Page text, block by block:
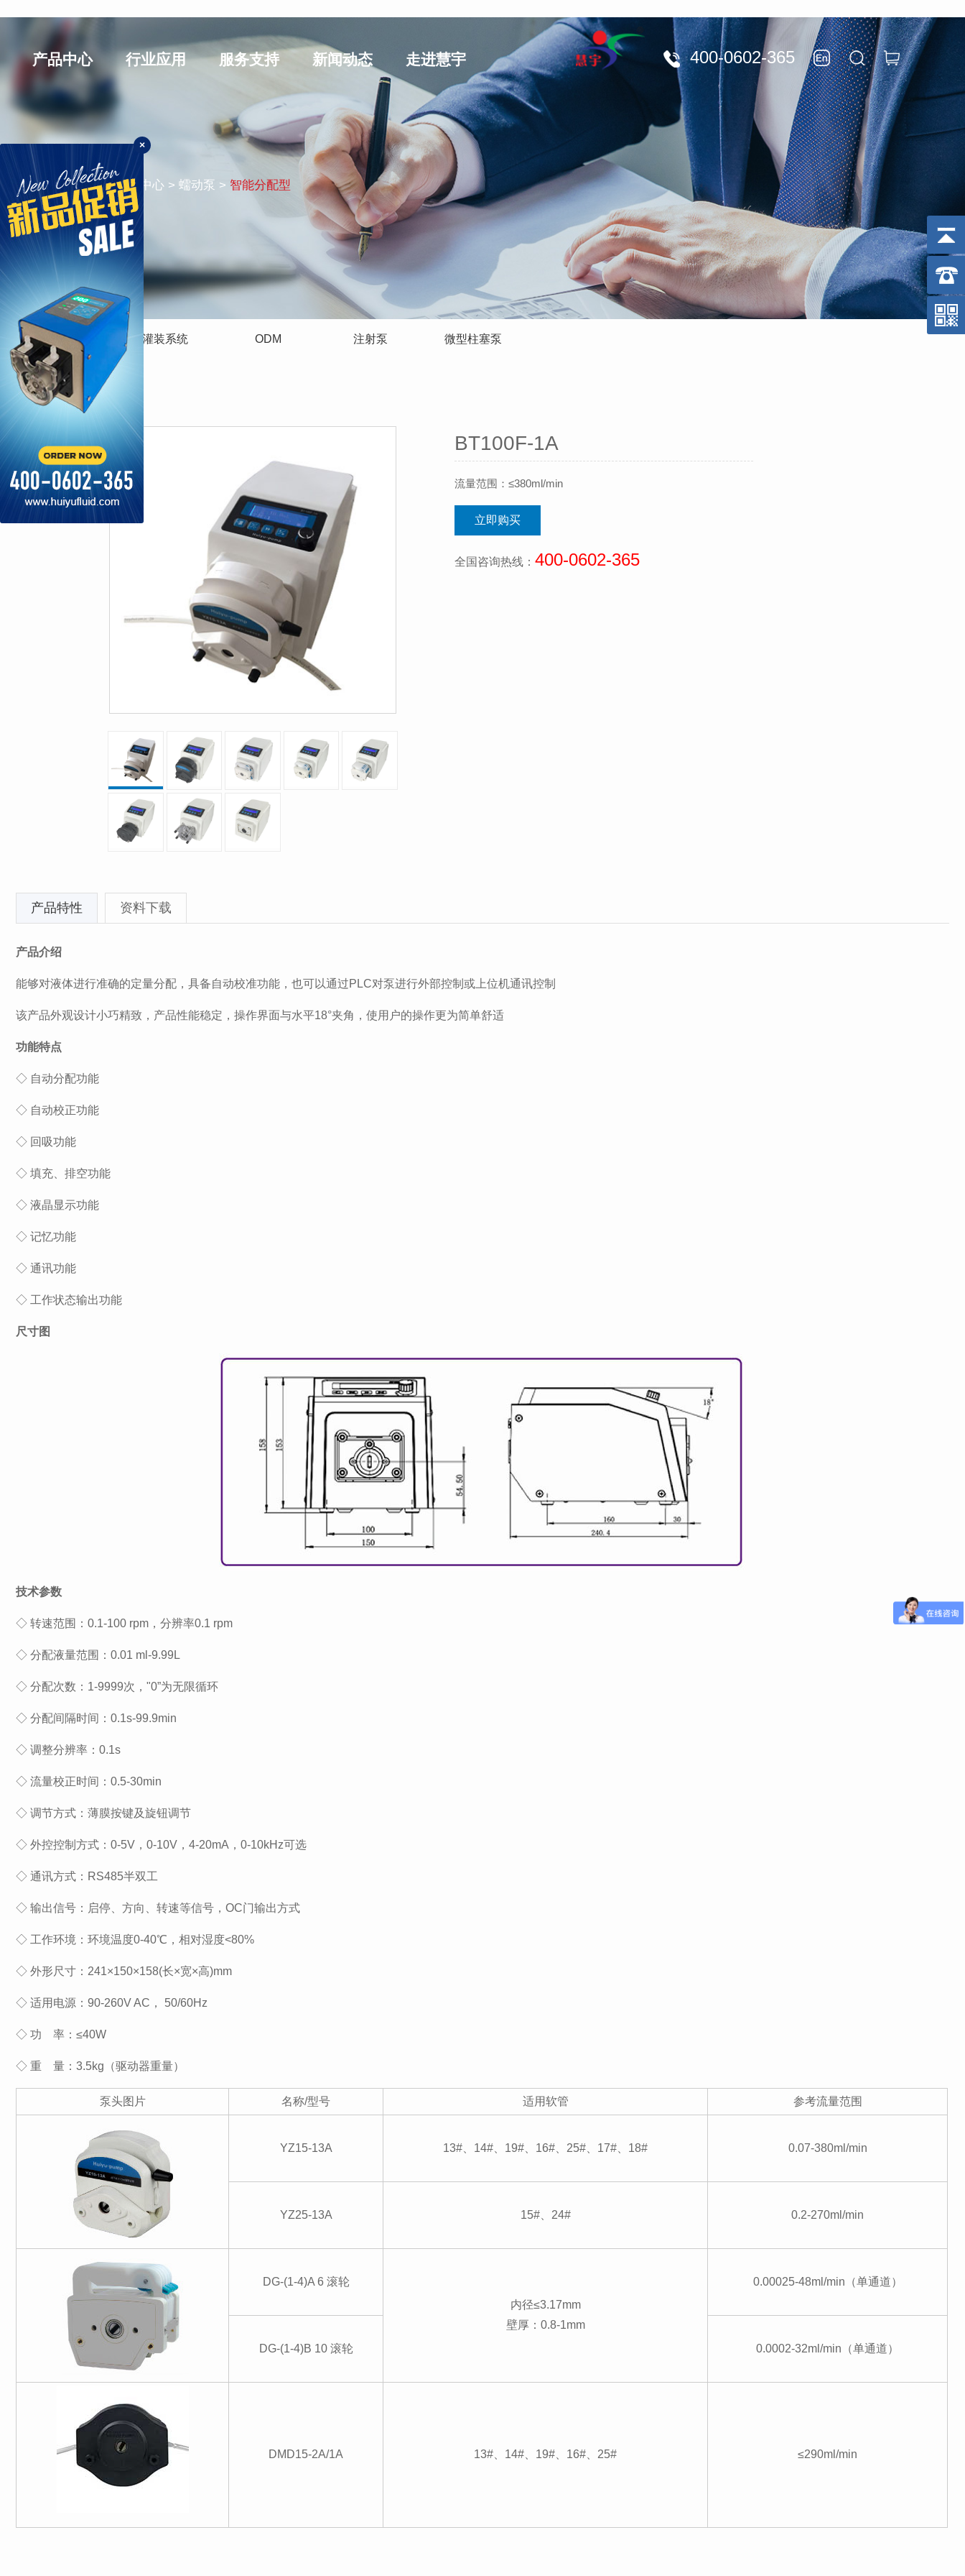
智能分配型
您的位置：首页> 产品中心 > 蠕动泵 > 智能分配型
400-0602-365
产品中心 行业应用 服务支持 新闻动态 走进慧宇
蠕动泵 灌装系统 ODM 注射泵 微型柱塞泵
BT100F-1A
流量范围：≤380ml/min
立即购买
全国咨询热线： 400-0602-365
产品特性 资料下载
产品介绍
能够对液体进行准确的定量分配，具备自动校准功能，也可以通过PLC对泵进行外部控制或上位机通讯控制
该产品外观设计小巧精致，产品性能稳定，操作界面与水平18°夹角，使用户的操作更为简单舒适
功能特点
◇ 自动分配功能
◇ 自动校正功能
◇ 回吸功能
◇ 填充、排空功能
◇ 液晶显示功能
◇ 记忆功能
◇ 通讯功能
◇ 工作状态输出功能
尺寸图
技术参数
◇ 转速范围：0.1-100 rpm，分辨率0.1 rpm
◇ 分配液量范围：0.01 ml-9.99L
◇ 分配次数：1-9999次，"0”为无限循环
◇ 分配间隔时间：0.1s-99.9min
◇ 调整分辨率：0.1s
◇ 流量校正时间：0.5-30min
◇ 调节方式：薄膜按键及旋钮调节
◇ 外控控制方式：0-5V，0-10V，4-20mA，0-10kHz可选
◇ 通讯方式：RS485半双工
◇ 输出信号：启停、方向、转速等信号，OC门输出方式
◇ 工作环境：环境温度0-40℃，相对湿度<80%
◇ 外形尺寸：241×150×158(长×宽×高)mm
◇ 适用电源：90-260V AC， 50/60Hz
◇ 功 率：≤40W
◇ 重 量：3.5kg（驱动器重量）
泵头图片 名称/型号 适用软管 参考流量范围
YZ15-13A 13#、14#、19#、16#、25#、17#、18# 0.07-380ml/min
YZ25-13A 15#、24# 0.2-270ml/min
DG-(1-4)A 6 滚轮
内径≤3.17mm
壁厚：0.8-1mm
0.00025-48ml/min（单通道）
DG-(1-4)B 10 滚轮 0.0002-32ml/min（单通道）
DMD15-2A/1A 13#、14#、19#、16#、25# ≤290ml/min
×